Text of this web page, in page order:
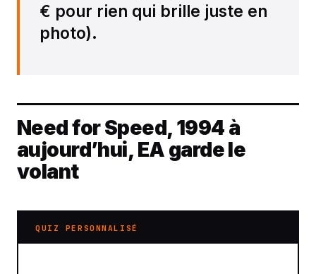
€ pour rien qui brille juste en
photo).
Need for Speed, 1994 à
aujourd’hui, EA garde le
volant
QUIZ PERSONNALISÉ